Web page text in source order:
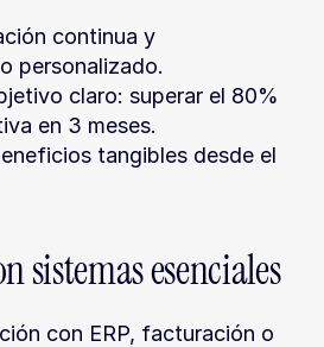
continua y
personalizado.
claro: superar el 80%
en 3 meses.
tangibles desde el
sistemas esenciales
con ERP, facturación o